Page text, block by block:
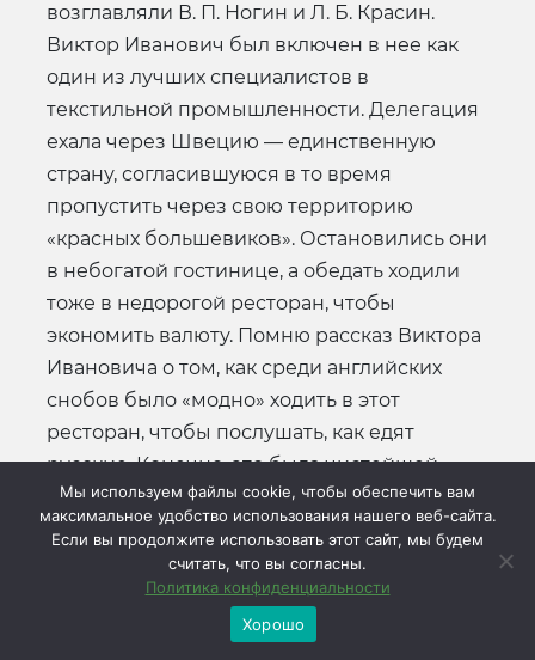
возглавляли В. П. Ногин и Л. Б. Красин.
Виктор Иванович был включен в нее как
один из лучших специалистов в
текстильной промышленности. Делегация
ехала через Швецию — единственную
страну, согласившуюся в то время
пропустить через свою территорию
«красных большевиков». Остановились они
в небогатой гостинице, а обедать ходили
тоже в недорогой ресторан, чтобы
экономить валюту. Помню рассказ Виктора
Ивановича о том, как среди английских
снобов было «модно» ходить в этот
ресторан, чтобы послушать, как едят
русские. Конечно, это была чистейшей
воды инсинуация и издевательство. Но все
же Англия, если не считать Эстонию, была
тогда первой страной, признавшей
Советскую власть и заключившей торговое
соглашение со Страной Советов. Тогда
Мы используем файлы cookie, чтобы обеспечить вам
максимальное удобство использования нашего веб-сайта.
Если вы продолжите использовать этот сайт, мы будем
считать, что вы согласны.
Политика конфиденциальности
Хорошо